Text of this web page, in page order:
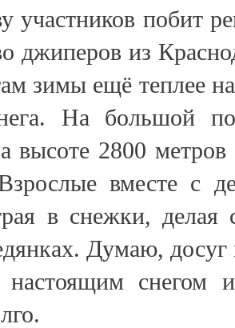
участников побит
джиперов из
зимы ещё теплее
На большой
высоте 2800
вместе с
в снежки, делая
Думаю, досуг
снегом